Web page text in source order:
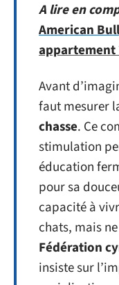
A lire en
American
appartement
Avant
faut mesurer
chasse. Ce
stimulation
éducation
pour sa
capacité à
chats, mais
Fédération
insiste sur